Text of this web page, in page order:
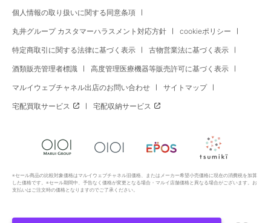
個人情報の取り扱いに関する同意条項
丸井グループ カスタマーハラスメント対応方針 cookieポリシー
特定商取引に関する法律に基づく表示 古物営業法に基づく表示
酒類販売管理者標識 高度管理医療機器等販売許可に基づく表示
マルイウェブチャネル出店のお問い合わせ サイトマップ
宅配買取サービス 宅配収納サービス
※セール商品の比較対象価格はマルイウェブチャネル旧価格、またはメーカー希望小売価格に現在の消費税を加算
した価格です。※セール期間中、予告なく価格が変更となる場合・マルイ店舗価格と異なる場合がございます。お
支払いはご注文時の価格となりますのでご了承ください。